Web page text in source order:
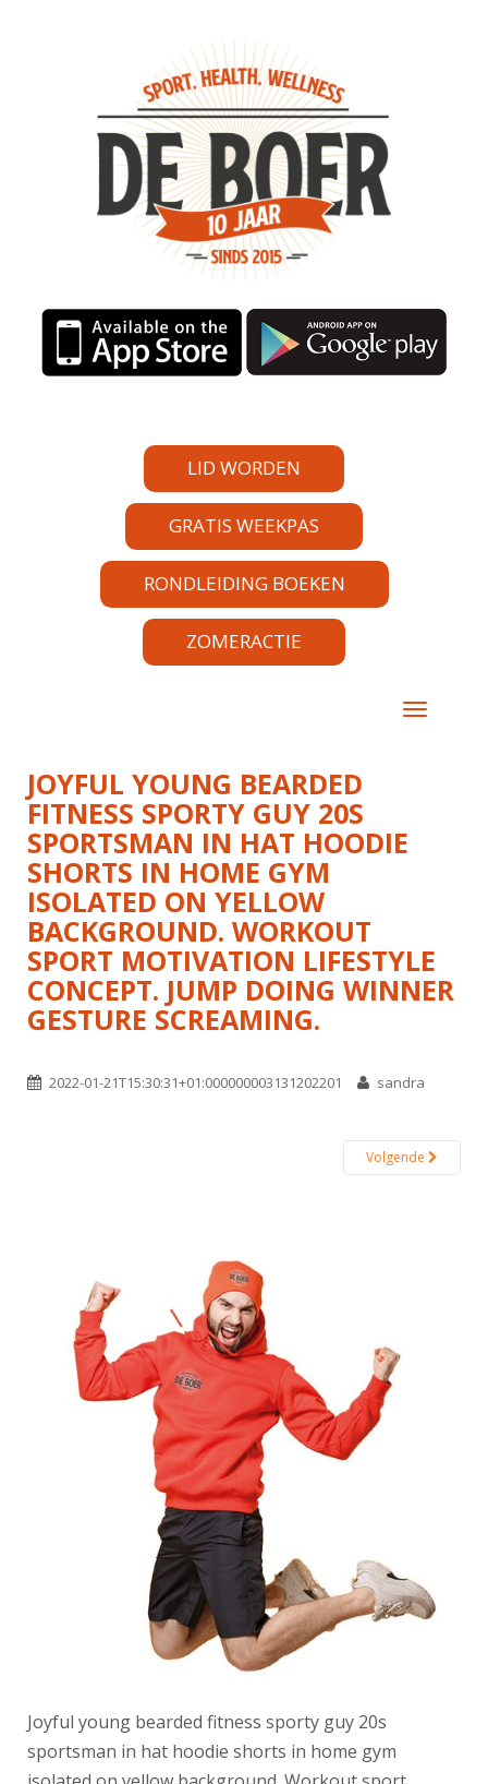
LID WORDEN
GRATIS WEEKPAS
RONDLEIDING BOEKEN
ZOMERACTIE
TOGGLE
JOYFUL YOUNG BEARDED
FITNESS SPORTY GUY 20S
SPORTSMAN IN HAT HOODIE
SHORTS IN HOME GYM
ISOLATED ON YELLOW
BACKGROUND. WORKOUT
SPORT MOTIVATION LIFESTYLE
CONCEPT. JUMP DOING WINNER
GESTURE SCREAMING.
2022-01-21T15:30:31+01:000000003131202201 sandra
Volgende
Joyful young bearded fitness sporty guy 20s
sportsman in hat hoodie shorts in home gym